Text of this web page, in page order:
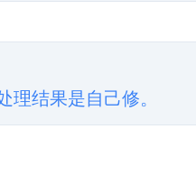
理结果是自己修。